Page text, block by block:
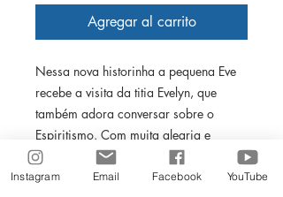
Agregar al carrito
Nessa nova historinha a pequena Eve
recebe a visita da titia Evelyn, que
também adora conversar sobre o
Espiritismo. Com muita alegria e
criatividade, as duas vão ensinar as
crianças sobre as diferenças que
Instagram Email Facebook YouTube